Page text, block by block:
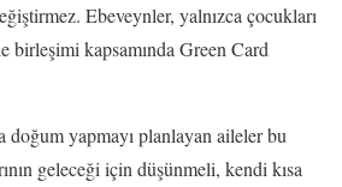
Ebeveynler, yalnızca çocukları
birleşimi kapsamında Green Card
doğum yapmayı planlayan aileler bu
geleceği için düşünmeli, kendi kısa